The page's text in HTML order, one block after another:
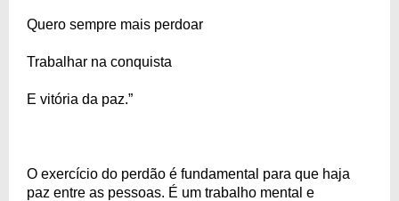
Quero sempre mais perdoar
Trabalhar na conquista
E vitória da paz.”
O exercício do perdão é fundamental para que haja
paz entre as pessoas. É um trabalho mental e